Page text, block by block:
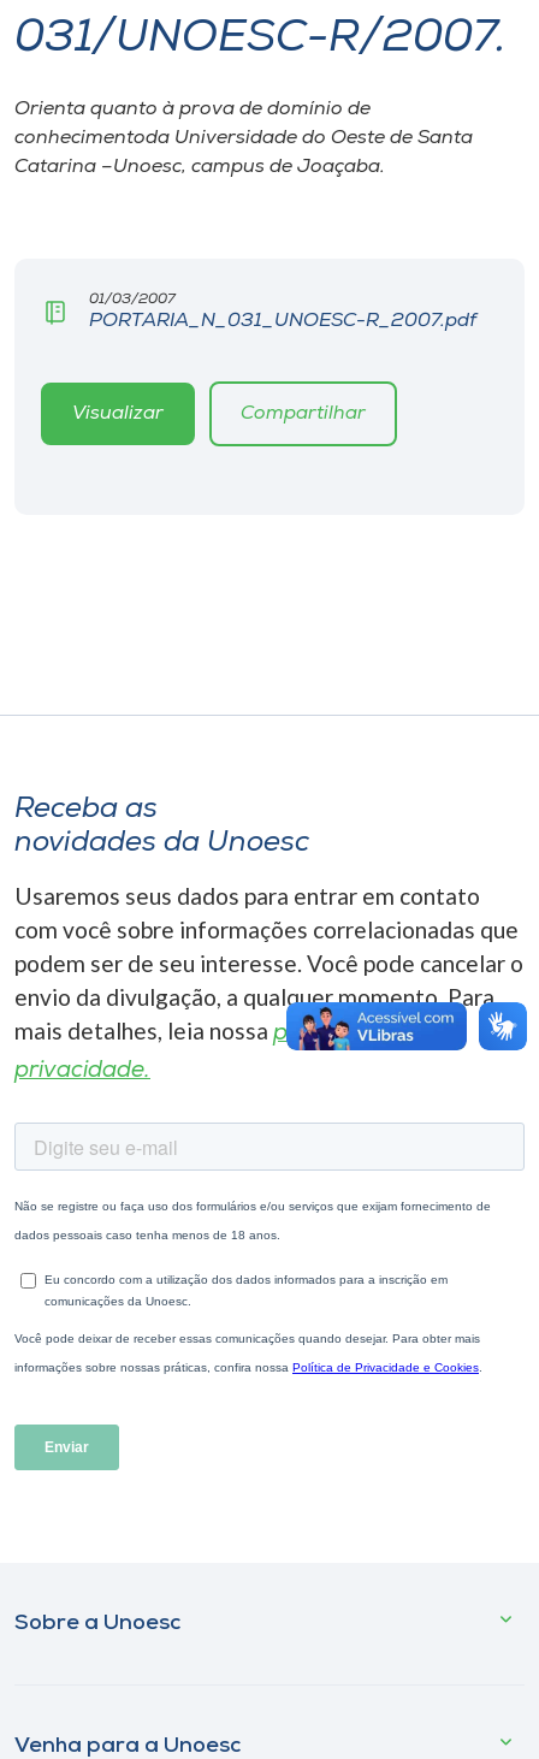
I.nova
Diplomados
Editora
A+
031/UNOESC-R/2007.
Orienta quanto à prova de domínio de
conhecimentoda Universidade do Oeste de Santa
Catarina –Unoesc, campus de Joaçaba.
01/03/2007
PORTARIA_N_031_UNOESC-R_2007.pdf
Visualizar Compartilhar
Receba as
novidades da Unoesc
Usaremos seus dados para entrar em contato
com você sobre informações correlacionadas que
podem ser de seu interesse. Você pode cancelar o
envio da divulgação, a qualquer momento. Para
mais detalhes, leia nossa política de
privacidade.
Sobre a Unoesc
Venha para a Unoesc